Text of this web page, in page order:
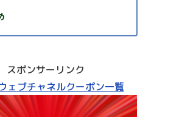
スポンサーリンク
ェブチャネルクーポン一覧